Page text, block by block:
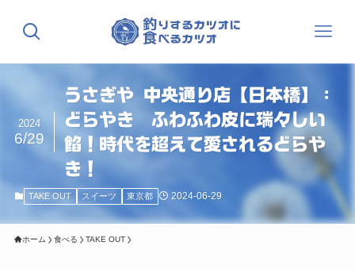
うさぎや 中央通り店【日本橋】：
どらやき ふわふわ皮に瑞々しい
餡！時代を超えて愛されるどらや
き！
2024
6/29
TAKE OUT スイーツ 東京都 2024-06-29
ホーム 食べる TAKE OUT